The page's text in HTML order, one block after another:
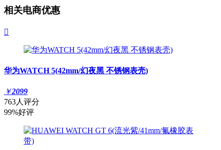
相关电商优惠

华为WATCH 5(42mm/幻夜黑 不锈钢表壳)
￥2099
763人评分
99%好评